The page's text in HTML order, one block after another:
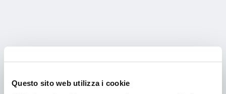
Questo sito web utilizza i cookie